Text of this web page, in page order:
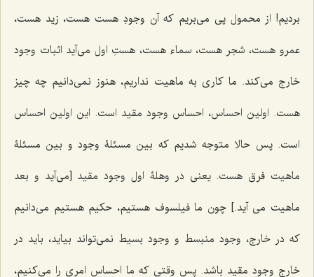
بردیم! از محمول پی می‌بریم که آن وجودِ هست هست، زید هست،
عمرو هست، شجر هست، سماء هست، هستِ اول مى‌آید اثبات وجود
خارج مى‌کند. ما کارى به ماهیت نداریم، هنوز نمى‌دانیم چه‌ چیز
هست. اولین احساس، احساس وجود مقید است. این اولین احساس
است. پس حالا متوجه شدیم که بین مسئلۀ وجود و بین مسئلۀ
ماهیت فرق هست. یعنى در وهلۀ اول وجود مقید [می‌آید و بعد
ماهیت می آید.] چون ما فیلسوف هستیم، حکیم هستیم مى‌دانیم
که در خارج، وجود منبسط و وجود بسیط نمى‌تواند بیاید، باید در
خارج وجود مقید باشد. پس وقتى که ما احساس امرى را مى‌کنیم،